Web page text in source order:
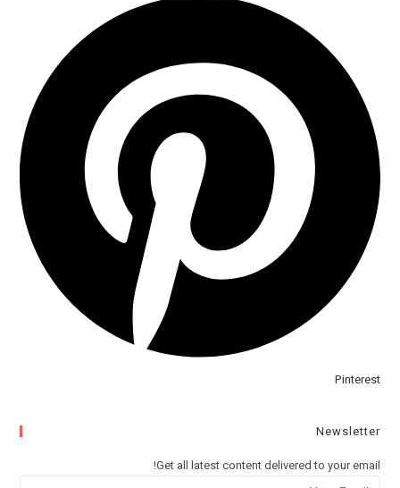
Pinterest
Newsletter
Get all latest content delivered to your email!